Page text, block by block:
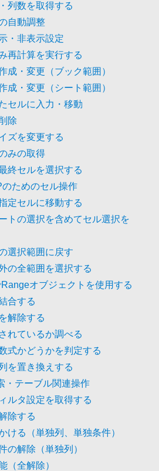
列数を取得する
自動調整
・非表示設定
再計算を実行する
成・変更（ブック範囲）
成・変更（シート範囲）
セルに入力・移動
除
ズを変更する
みの取得
終セルを選択する
ためのセル操作
定セルに移動する
トの選択を含めてセル選択を
選択範囲に戻す
の全範囲を選択する
オブジェクトを使用する
合する
解除する
れているか調べる
式かどうかを判定する
を置き換えする
・テーブル関連操作
ルタ設定を取得する
除する
ける（単独列、単独条件）
の解除（単独列）
（全解除）